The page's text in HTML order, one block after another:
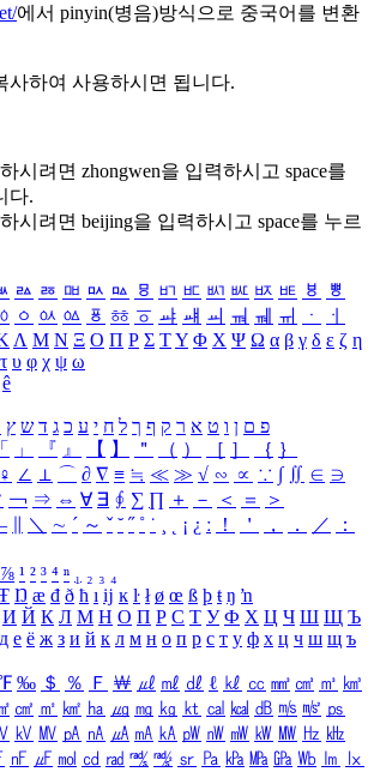
에서 pinyin(병음)방식으로 중국어를 변환
사하여 사용하시면 됩니다.
시려면 zhongwen을 입력하시고 space를
다.
시려면 beijing을 입력하시고 space를 누르
ㅬ ㅭ ㅮ ㅯ ㅰ ㅱ ㅲ ㅳ ㅴ ㅵ ㅶ ㅷ ㅸ
ㅹ
ㆁ ㆂ ㆃ ㆄ ㆅ ㆆ ㆇ ㆈ ㆉ ㆊ ㆋ ㆌ ㆍ
ㆎ
Λ Μ Ν Ξ Ο Π Ρ Σ ΤΥ Φ Χ Ψ Ω α β γ δ ε ζ η
τ υ φ χ ψ ω
ê
פ ם ן ו ט א ר ק ף ך ל ח י ע כ ג ד ש ץ
「 」 『 』 【 】 ＂ （ ） ［ ］ ｛ ｝
♀ ∠ ⊥ ⌒ ∂ ∇ ≡ ≒ ≪ ≫ √ ∽ ∝ ∵ ∫ ∬ ∈ ∋
￢ ⇒ ⇔ ∀ ∃ ∮ ∑ ∏ ＋ － ＜ ＝
＞
＼ ∼ ´ ～ ˇ ˘ ˝ ˚ ˙ ¸ ¡ ¿ ː ！ ＇ ， ． ／
：
⅞ ¹ ² ³ ⁴ ⁿ ₁ ₂ ₃ ₄
Ŋ æ đ ð ħ ı ĳ ĸ ŀ ł ø œ ß þ ŧ ŋ ŉ
И Й К Л М Н О П Р С Т У Ф Х Ц Ч Ш Щ Ъ
д е ё ж з и й к л м н о п р с т у ф х ц ч ш щ ъ
‰ ＄ ％ Ｆ ￦ ㎕ ㎖ ㎗ ℓ ㎘ ㏄ ㎣ ㎤ ㎥ ㎦
㎠ ㎡ ㎢ ㏊ ㎍ ㎎ ㎏ ㏏ ㎈ ㎉ ㏈ ㎧ ㎨ ㎰
㎸ ㎹ ㎀ ㎁ ㎂ ㎃ ㎄ ㎺ ㎻ ㎽ ㎾ ㎿ ㎐ ㎑
㎋ ㎌ ㏖ ㏅ ㎭ ㎮ ㎯ ㏛ ㎩ ㎪ ㎫ ㎬ ㏝ ㏐
㏓